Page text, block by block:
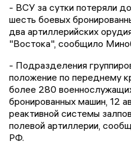
- ВСУ за сутки потеряли
шесть боевых
два артиллерийских
"Востока", сообщило
- Подразделения
положение по переднему
более 280
бронированных машин, 12
реактивной системы
полевой артиллерии,
РФ.